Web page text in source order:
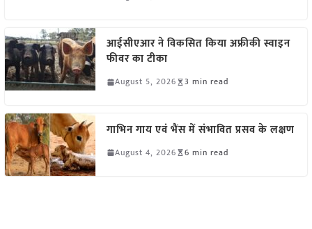
आईसीएआर ने विकसित किया अफ्रीकी स्वाइन
फीवर का टीका
August 5, 2026 3 min read
गाभिन गाय एवं भैंस में संभावित प्रसव के लक्षण
August 4, 2026 6 min read